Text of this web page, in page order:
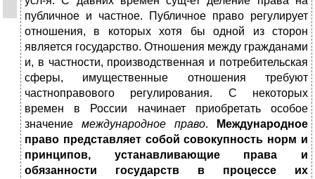
публичное и частное. Публичное право регулирует
отношения, в которых хотя бы одной из сторон
является государство. Отношения между гражданами
и, в частности, производственная и потребительская
сферы, имущественные отношения требуют
частноправового регулирования. С некоторых
времен в России начинает приобретать особое
значение международное право.
Международное
право представляет собой совокупность норм и
принципов, устанавливающие права и
обязанности государств в процессе их